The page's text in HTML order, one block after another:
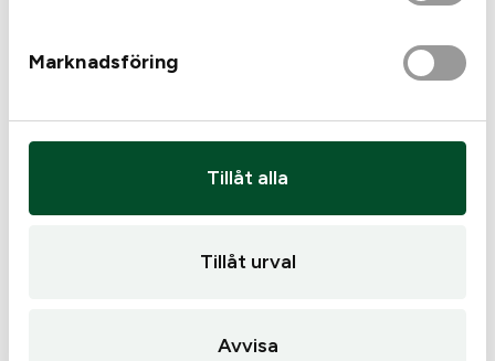
Marknadsföring
Tillåt alla
Tillåt urval
Avvisa
Magasin Mauser M25 5-
Endast 1 kvar i lager
skotts
I lager